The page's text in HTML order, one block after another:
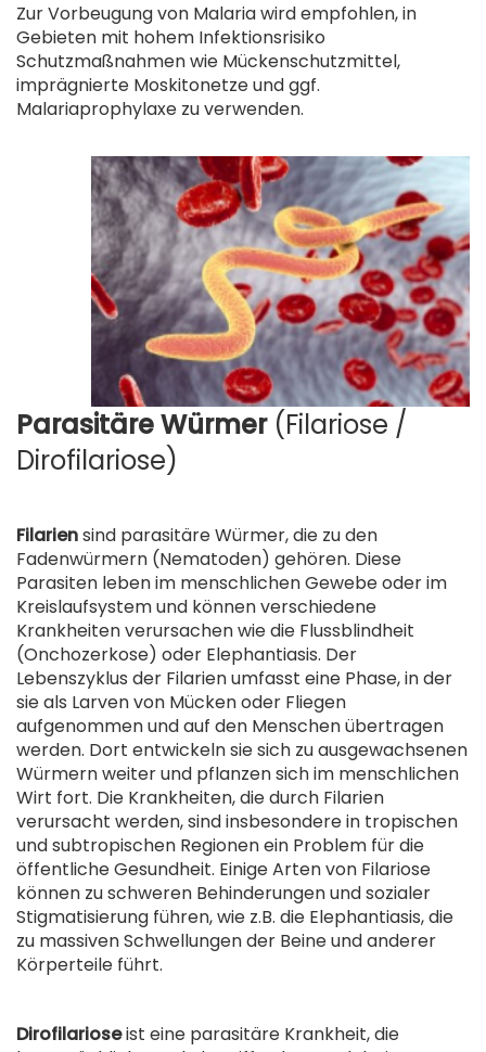
Zur Vorbeugung von Malaria wird empfohlen, in
Gebieten mit hohem Infektionsrisiko
Schutzmaßnahmen wie Mückenschutzmittel,
imprägnierte Moskitonetze und ggf.
Malariaprophylaxe zu verwenden.
Parasitäre Würmer(Filariose /
Dirofilariose)
Filariensind parasitäre Würmer, die zu den
Fadenwürmern (Nematoden) gehören. Diese
Parasiten leben im menschlichen Gewebe oder im
Kreislaufsystem und können verschiedene
Krankheiten verursachen wie die Flussblindheit
(Onchozerkose) oder Elephantiasis. Der
Lebenszyklus der Filarien umfasst eine Phase, in der
sie als Larven von Mücken oder Fliegen
aufgenommen und auf den Menschen übertragen
werden. Dort entwickeln sie sich zu ausgewachsenen
Würmern weiter und pflanzen sich im menschlichen
Wirt fort. Die Krankheiten, die durch Filarien
verursacht werden, sind insbesondere in tropischen
und subtropischen Regionen ein Problem für die
öffentliche Gesundheit. Einige Arten von Filariose
können zu schweren Behinderungen und sozialer
Stigmatisierung führen, wie z.B. die Elephantiasis, die
zu massiven Schwellungen der Beine und anderer
Körperteile führt.
Dirofilarioseist eine parasitäre Krankheit, die